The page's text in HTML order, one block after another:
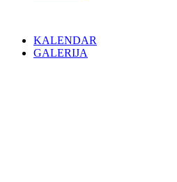
KALENDAR
GALERIJA